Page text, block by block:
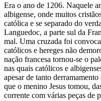
Era o ano de 1206. Naquele
albigense, onde muitos
católica e se separado do
Languedoc, a parte sul da
mal. Uma cruzada foi
católicos e hereges não
nação francesa tornou-se o
nas quais católicos e
apesar de tanto
que o menino Jesus tomou,
corrente com várias peças de